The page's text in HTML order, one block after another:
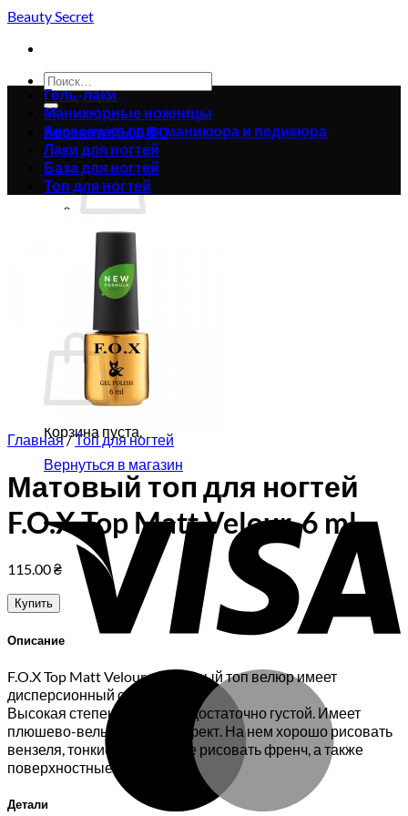
Skip
content
Beauty Secret
Искать:
Корзина /0.00₴0
Корзина пуста.
Вернуться в магазин
Корзина
Корзина пуста.
Вернуться в магазин
Гель-лаки
Маникюрные ножницы
Аксессуары для маникюра и педикюра
Лаки для ногтей
База для ногтей
Топ для ногтей
Главная/Топ для ногтей
Матовый топ для ногтей
F.O.X Top Matt Velour, 6 ml
115.00₴
Купить
Описание
F.O.X Top Matt Velour — матовый топ велюр имеет
дисперсионный слой.
Высокая степень вязкости, достаточно густой. Имеет
плюшево-вельветовый эффект. На нем хорошо рисовать
вензеля, тонкие линии, даже рисовать френч, а также
поверхностные дизайны.
Детали